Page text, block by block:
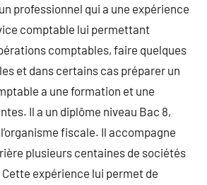
professionnel qui a une expérience
comptable lui permettant
comptables, faire quelques
et dans certains cas préparer un
a une formation et une
Il a un diplôme niveau Bac 8,
fiscale. Il accompagne
plusieurs centaines de sociétés
expérience lui permet de